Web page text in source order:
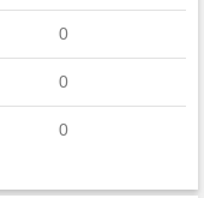
0
0
0